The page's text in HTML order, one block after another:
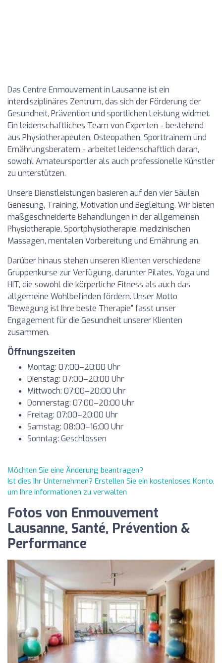
Das Centre Enmouvement in Lausanne ist ein
interdisziplinäres Zentrum, das sich der Förderung der
Gesundheit, Prävention und sportlichen Leistung widmet.
Ein leidenschaftliches Team von Experten - bestehend
aus Physiotherapeuten, Osteopathen, Sporttrainern und
Ernährungsberatern - arbeitet leidenschaftlich daran,
sowohl Amateursportler als auch professionelle Künstler
zu unterstützen.
Unsere Dienstleistungen basieren auf den vier Säulen
Genesung, Training, Motivation und Begleitung. Wir bieten
maßgeschneiderte Behandlungen in der allgemeinen
Physiotherapie, Sportphysiotherapie, medizinischen
Massagen, mentalen Vorbereitung und Ernährung an.
Darüber hinaus stehen unseren Klienten verschiedene
Gruppenkurse zur Verfügung, darunter Pilates, Yoga und
HIT, die sowohl die körperliche Fitness als auch das
allgemeine Wohlbefinden fördern. Unser Motto
"Bewegung ist Ihre beste Therapie" fasst unser
Engagement für die Gesundheit unserer Klienten
zusammen.
Öffnungszeiten
Montag: 07:00–20:00 Uhr
Dienstag: 07:00–20:00 Uhr
Mittwoch: 07:00–20:00 Uhr
Donnerstag: 07:00–20:00 Uhr
Freitag: 07:00–20:00 Uhr
Samstag: 08:00–16:00 Uhr
Sonntag: Geschlossen
Möchten Sie eine Änderung beantragen?
Ist dies Ihr Unternehmen? Erstellen Sie ein kostenloses Konto,
um Ihre Informationen zu verwalten
Fotos von Enmouvement
Lausanne, Santé, Prévention &
Performance